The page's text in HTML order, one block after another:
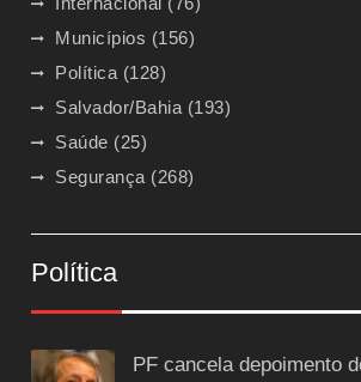
Municípios (156)
Política (128)
Salvador/Bahia (193)
Saúde (25)
Segurança (268)
Política
PF cancela depoimento